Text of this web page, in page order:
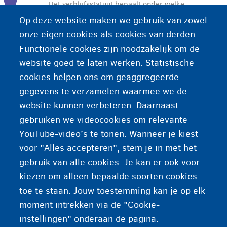
Het verblijfsstatuut bepaalt onder welke
voorwaarden een persoon in België mag
verblijven. Het kan tijdelijk of definitief zijn.
Aan elk verblijfsstatuut zijn rechten en
beperkingen verbonden. Het statuut bepaalt
onder andere of u hier mag werken; of u mag
reizen naar een ander land; of u gezinsleden mag
laten overkomen.
Op deze website maken we gebruik van zowel
onze eigen cookies als cookies van derden.
Functionele cookies zijn noodzakelijk om de
website goed te laten werken. Statistische
cookies helpen ons om geaggregeerde
gegevens te verzamelen waarmee we de
website kunnen verbeteren. Daarnaast
gebruiken we videocookies om relevante
YouTube-video’s te tonen. Wanneer je kiest
voor "Alles accepteren", stem je in met het
gebruik van alle cookies. Je kan er ook voor
kiezen om alleen bepaalde soorten cookies
toe te staan. Jouw toestemming kan je op elk
moment intrekken via de "Cookie-
instellingen" onderaan de pagina.